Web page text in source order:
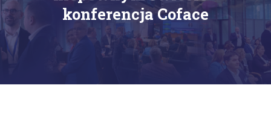
konferencja Coface